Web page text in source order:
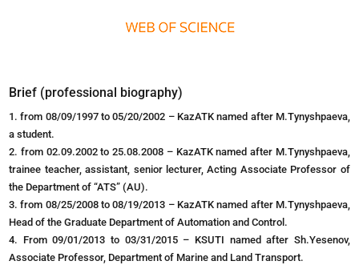
Brief (professional biography)
1. from 08/09/1997 to 05/20/2002 – KazATK named after M.Tynyshpaeva,
a student.
2. from 02.09.2002 to 25.08.2008 – KazATK named after M.Tynyshpaeva,
trainee teacher, assistant, senior lecturer, Acting Associate Professor of
the Department of “ATS” (AU).
3. from 08/25/2008 to 08/19/2013 – KazATK named after M.Tynyshpaeva,
Head of the Graduate Department of Automation and Control.
4. From 09/01/2013 to 03/31/2015 – KSUTI named after Sh.Yesenov,
Associate Professor, Department of Marine and Land Transport.